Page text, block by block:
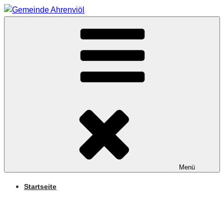
Zum
GEMEINDE
AHRENVIÖL
Menü
Startseite